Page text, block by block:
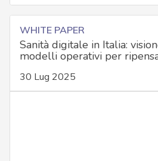
WHITE PAPER
Sanità digitale in Italia:
modelli operativi per
30 Lug 2025